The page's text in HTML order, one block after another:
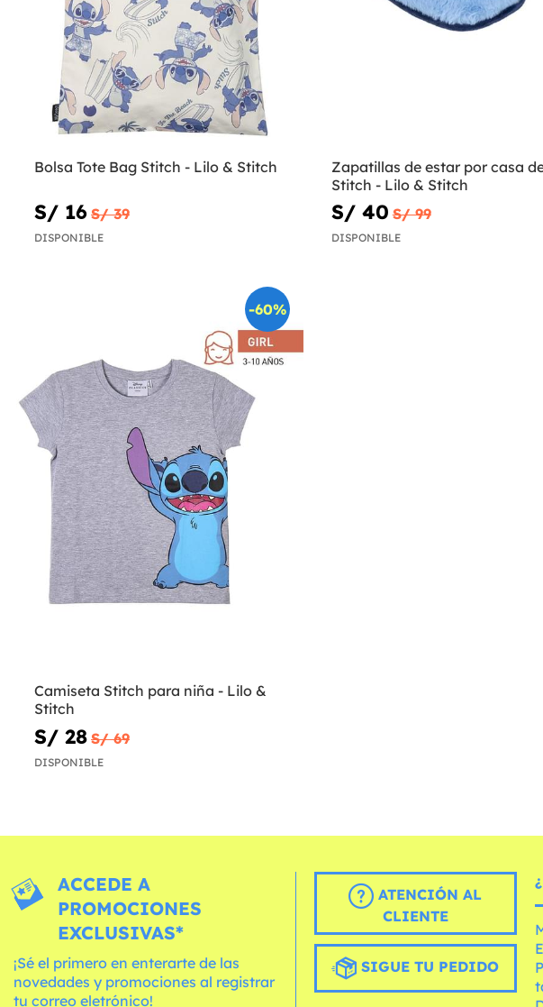
Bolsa Tote Bag Stitch - Lilo & Stitch
S/ 16 S/ 39
DISPONIBLE
Zapatillas de estar por casa
Stitch - Lilo & Stitch
S/ 40 S/ 99
DISPONIBLE
-60%
Camiseta Stitch para niña - Lilo &
Stitch
S/ 28 S/ 69
DISPONIBLE
ACCEDE A
PROMOCIONES
EXCLUSIVAS*
¡Sé el primero en enterarte de las
novedades y promociones al registrar
tu correo eletrónico!
ATENCIÓN AL
CLIENTE
SIGUE TU PEDIDO